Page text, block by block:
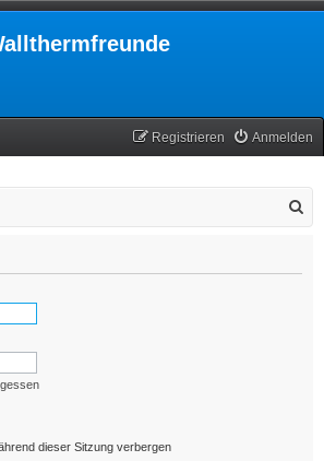
Anmelden
Registrieren
dieser Sitzung verbergen